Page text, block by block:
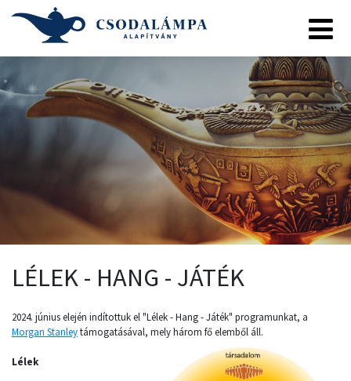
LÉLEK - HANG - JÁTÉK
2024. június elején indítottuk el "Lélek - Hang - Játék" programunkat, a
Morgan Stanleytámogatásával, mely három fő elemből áll.
Lélek